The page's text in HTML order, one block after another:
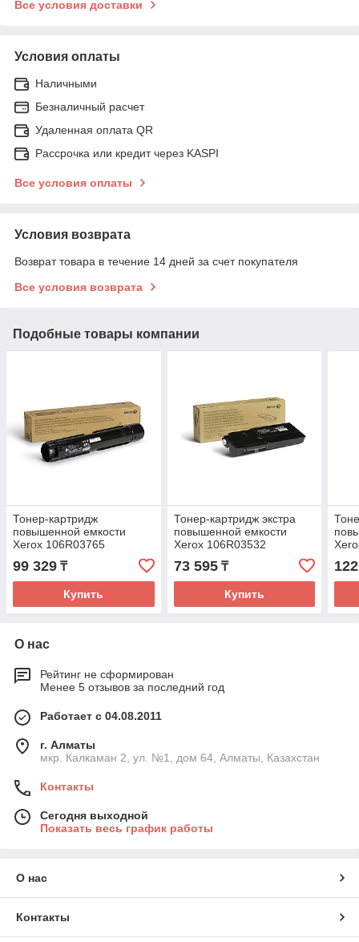
Все условия доставки
Условия оплаты
Наличными
Безналичный расчет
Удаленная оплата QR
Рассрочка или кредит через KASPI
Все условия оплаты
Условия возврата
Возврат товара в течение 14 дней за счет покупателя
Все условия возврата
Подобные товары компании
Тонер-картридж
повышенной емкости
Xerox 106R03765
99 329 ₸
Купить
Тонер-картридж экстра
повышенной емкости
Xerox 106R03532
73 595₸
Купить
О нас
Рейтинг не сформирован
Менее 5 отзывов за последний год
Работает с 04.08.2011
г. Алматы
мкр. Калкаман 2, ул. №1, дом 64, Алматы, Казахстан
Контакты
Сегодня выходной
Показать весь график работы
О нас
Контакты